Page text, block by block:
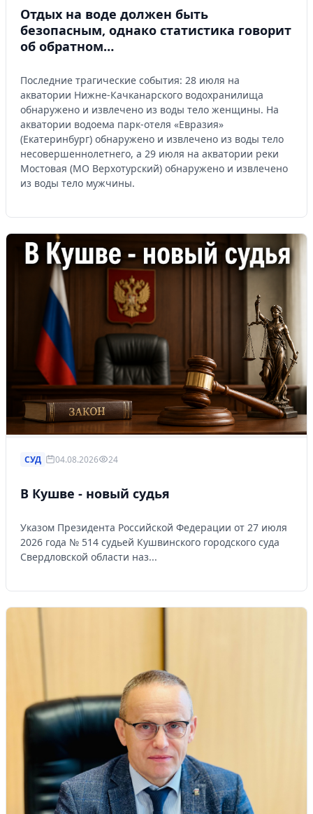
Отдых на воде должен быть
безопасным, однако статистика говорит
об обратном…
Последние трагические события: 28 июля на
акватории Нижне-Качканарского водохранилища
обнаружено и извлечено из воды тело женщины. На
акватории водоема парк-отеля «Евразия»
(Екатеринбург) обнаружено и извлечено из воды тело
несовершеннолетнего, а 29 июля на акватории реки
Мостовая (МО Верхотурский) обнаружено и извлечено
из воды тело мужчины.
СУД 04.08.2026 24
В Кушве - новый судья
Указом Президента Российской Федерации от 27 июля
2026 года № 514 судьей Кушвинского городского суда
Свердловской области наз...